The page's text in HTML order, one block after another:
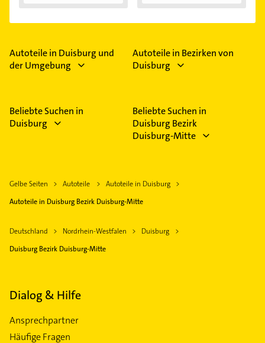
Autoteile in Duisburg und
der Umgebung
Autoteile in Bezirken von
Duisburg
Beliebte Suchen in
Duisburg
Beliebte Suchen in
Duisburg Bezirk
Duisburg-Mitte
Gelbe Seiten Autoteile
Autoteile in Duisburg
Autoteile in Duisburg Bezirk Duisburg-Mitte
Deutschland Nordrhein-Westfalen
Duisburg
Duisburg Bezirk Duisburg-Mitte
Dialog & Hilfe
Ansprechpartner
Häufige Fragen